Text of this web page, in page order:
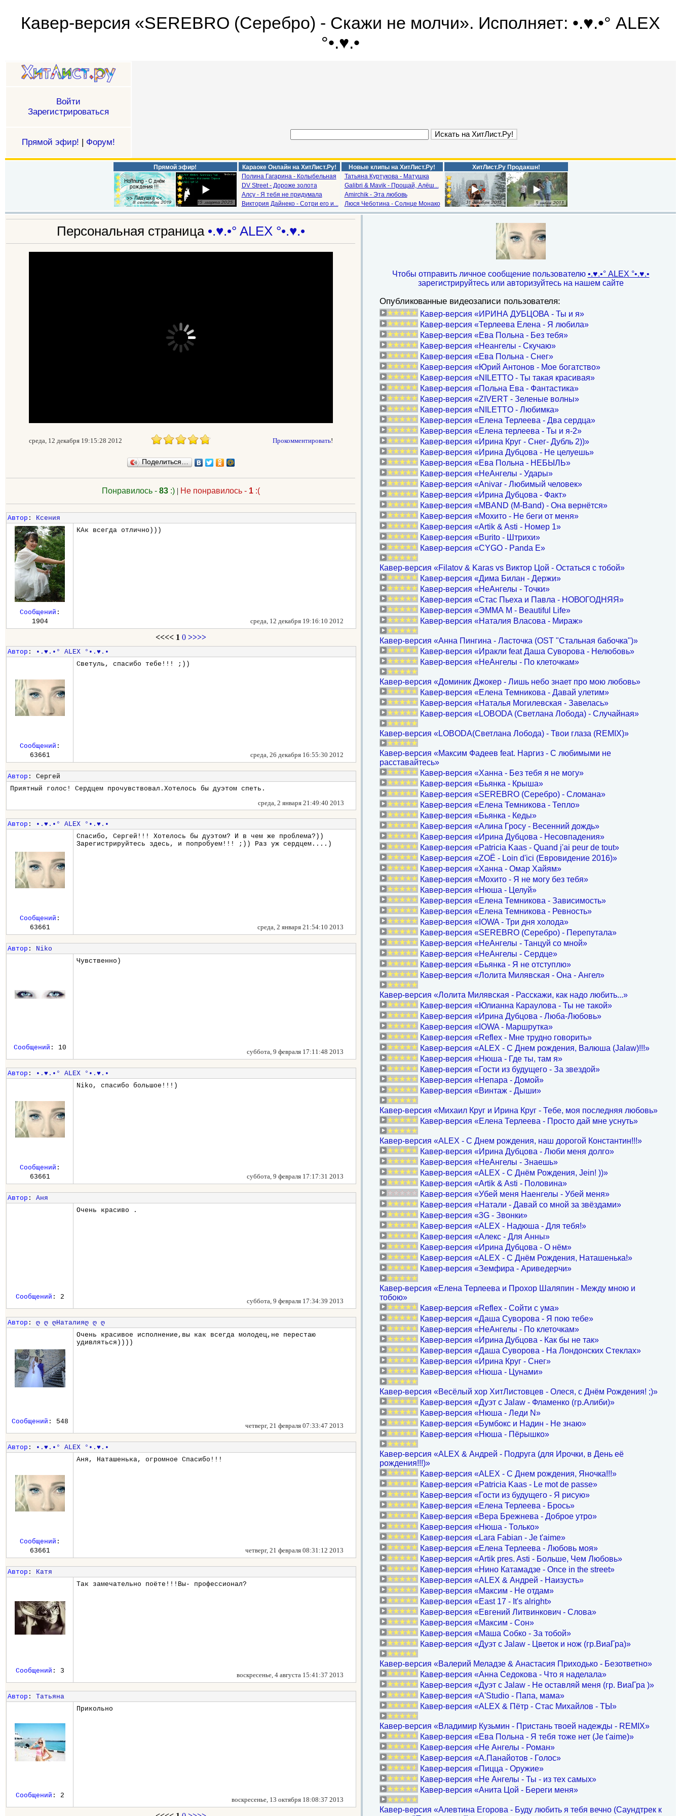
Кавер-версия «SEREBRO (Серебро) - Скажи не молчи». Исполняет: •.♥.•° ALEX
°•.♥.•
Войти
Зарегистрироваться
Прямой эфир! | Форум!
Прямой эфир!
Караоке Онлайн на ХитЛист.Ру!
Полина Гагарина - Колыбельная
DV Street - Дороже золота
Алсу - Я тебя не придумала
Виктория Дайнеко - Сотри его и...
Новые клипы на ХитЛист.Ру!
Татьяна Куртукова - Матушка
Galibri & Mavik - Прощай, Алёш...
Amirchik - Эта любовь
Люся Чеботина - Солнце Монако
ХитЛист.Ру Продакшн!
Персональная страница •.♥.•° ALEX °•.♥.•
среда, 12 декабря 19:15:28 2012 Прокомментировать!
Поделиться…
Понравилось - 83:)| Не понравилось - 1:(
Автор : Ксения
КАк всегда отлично)))
среда, 12 декабря 19:16:10 2012
Сообщений :
1904
<<<< 1 0 >>>>
Автор :
•.♥.•° ALEX °•.♥.•
Светуль, спасибо тебе!!! ;))
среда, 26 декабря 16:55:30 2012
Сообщений :
63661
Автор : Сергей
Приятный голос! Сердцем прочувствовал.Хотелось бы дуэтом спеть.
среда, 2 января 21:49:40 2013
Автор :
•.♥.•° ALEX °•.♥.•
Спасибо, Сергей!!! Хотелось бы дуэтом? И в чем же проблема?))
Зарегистрируйтесь здесь, и попробуем!!! ;)) Раз уж сердцем....)
среда, 2 января 21:54:10 2013
Сообщений :
63661
Автор : Niko
Чувственно)
суббота, 9 февраля 17:11:48 2013
Сообщений : 10
Автор :
•.♥.•° ALEX °•.♥.•
Niko, спасибо большое!!!)
суббота, 9 февраля 17:17:31 2013
Сообщений :
63661
Автор :Аня
Очень красиво .
суббота, 9 февраля 17:34:39 2013
Сообщений : 2
Автор :ღ ღ ღНаталияღ ღ ღ
Очень красивое исполнение,вы как всегда молодец,не перестаю
удивляться))))
четверг, 21 февраля 07:33:47 2013
Сообщений : 548
Автор :
•.♥.•° ALEX °•.♥.•
Аня, Наташенька, огромное Спасибо!!!
четверг, 21 февраля 08:31:12 2013
Сообщений :
63661
Автор : Катя
Так замечательно поёте!!!Вы- профессионал?
воскресенье, 4 августа 15:41:37 2013
Сообщений : 3
Автор :Татьяна
Прикольно
воскресенье, 13 октября 18:08:37 2013
Сообщений : 2
Чтобы отправить личное сообщение пользователю •.♥.•° ALEX °•.♥.•
зарегистрируйтесь или авторизуйтесь на нашем сайте
Опубликованные видеозаписи пользователя:
Кавер-версия «ИРИНА ДУБЦОВА - Ты и я»
Кавер-версия «Терлеева Елена - Я любила»
Кавер-версия «Ева Польна - Без тебя»
Кавер-версия «Неангелы - Скучаю»
Кавер-версия «Ева Польна - Снег»
Кавер-версия «Юрий Антонов - Мое богатство»
Кавер-версия «NILETTO - Ты такая красивая»
Кавер-версия «Польна Ева - Фантастика»
Кавер-версия «ZIVERT - Зеленые волны»
Кавер-версия «NILETTO - Любимка»
Кавер-версия «Елена Терлеева - Два сердца»
Кавер-версия «Елена терлеева - Ты и я-2»
Кавер-версия «Ирина Круг - Снег- Дубль 2))»
Кавер-версия «Ирина Дубцова - Не целуешь»
Кавер-версия «Ева Польна - НЕБЫЛЬ»
Кавер-версия «НеАнгелы - Удары»
Кавер-версия «Anivar - Любимый человек»
Кавер-версия «Ирина Дубцова - Факт»
Кавер-версия «MBAND (M-Band) - Она вернётся»
Кавер-версия «Мохито - Не беги от меня»
Кавер-версия «Artik & Asti - Номер 1»
Кавер-версия «Burito - Штрихи»
Кавер-версия «CYGO - Panda E»
Кавер-версия «Filatov & Karas vs Виктор Цой - Остаться с тобой»
Кавер-версия «Дима Билан - Держи»
Кавер-версия «НеАнгелы - Точки»
Кавер-версия «Стас Пьеха и Павла - НОВОГОДНЯЯ»
Кавер-версия «ЭММА М - Beautiful Life»
Кавер-версия «Наталия Власова - Мираж»
Кавер-версия «Анна Пингина - Ласточка (OST "Стальная бабочка")»
Кавер-версия «Иракли feat Даша Суворова - Нелюбовь»
Кавер-версия «НеАнгелы - По клеточкам»
Кавер-версия «Доминик Джокер - Лишь небо знает про мою любовь»
Кавер-версия «Елена Темникова - Давай улетим»
Кавер-версия «Наталья Могилевская - Завелась»
Кавер-версия «LOBODA (Светлана Лобода) - Случайная»
Кавер-версия «LOBODA(Светлана Лобода) - Твои глаза (REMIX)»
Кавер-версия «Максим Фадеев feat. Наргиз - С любимыми не
расставайтесь»
Кавер-версия «Ханна - Без тебя я не могу»
Кавер-версия «Бьянка - Крыша»
Кавер-версия «SEREBRO (Серебро) - Сломана»
Кавер-версия «Елена Темникова - Тепло»
Кавер-версия «Бьянка - Кеды»
Кавер-версия «Алина Гросу - Весенний дождь»
Кавер-версия «Ирина Дубцова - Несовпадения»
Кавер-версия «Patricia Kaas - Quand j'ai peur de tout»
Кавер-версия «ZOË - Loin d'ici (Евровидение 2016)»
Кавер-версия «Ханна - Омар Хайям»
Кавер-версия «Мохито - Я не могу без тебя»
Кавер-версия «Нюша - Целуй»
Кавер-версия «Елена Темникова - Зависимость»
Кавер-версия «Елена Темникова - Ревность»
Кавер-версия «IOWA - Три дня холода»
Кавер-версия «SEREBRO (Серебро) - Перепутала»
Кавер-версия «НеАнгелы - Танцуй со мной»
Кавер-версия «НеАнгелы - Сердце»
Кавер-версия «Бьянка - Я не отступлю»
Кавер-версия «Лолита Милявская - Она - Ангел»
Кавер-версия «Лолита Милявская - Расскажи, как надо любить...»
Кавер-версия «Юлианна Караулова - Ты не такой»
Кавер-версия «Ирина Дубцова - Люба-Любовь»
Кавер-версия «IOWA - Маршрутка»
Кавер-версия «Reflex - Мне трудно говорить»
Кавер-версия «ALEX - С Днем рождения, Валюша (Jalaw)!!!»
Кавер-версия «Нюша - Где ты, там я»
Кавер-версия «Гости из будущего - За звездой»
Кавер-версия «Непара - Домой»
Кавер-версия «Винтаж - Дыши»
Кавер-версия «Михаил Круг и Ирина Круг - Тебе, моя последняя любовь»
Кавер-версия «Елена Терлеева - Просто дай мне уснуть»
Кавер-версия «ALEX - С Днем рождения, наш дорогой Константин!!!»
Кавер-версия «Ирина Дубцова - Люби меня долго»
Кавер-версия «НеАнгелы - Знаешь»
Кавер-версия «ALEX - С Днём Рождения, Jein! ))»
Кавер-версия «Artik & Asti - Половина»
Кавер-версия «Убей меня Наенгелы - Убей меня»
Кавер-версия «Натали - Давай со мной за звёздами»
Кавер-версия «3G - Звонки»
Кавер-версия «ALEX - Надюша - Для тебя!»
Кавер-версия «Алекс - Для Анны»
Кавер-версия «Ирина Дубцова - О нём»
Кавер-версия «ALEX - С Днём Рождения, Наташенька!»
Кавер-версия «Земфира - Ариведерчи»
Кавер-версия «Елена Терлеева и Прохор Шаляпин - Между мною и
тобою»
Кавер-версия «Reflex - Сойти с ума»
Кавер-версия «Даша Суворова - Я пою тебе»
Кавер-версия «НеАнгелы - По клеточкам»
Кавер-версия «Ирина Дубцова - Как бы не так»
Кавер-версия «Даша Суворова - На Лондонских Стеклах»
Кавер-версия «Ирина Круг - Снег»
Кавер-версия «Нюша - Цунами»
Кавер-версия «Весёлый хор ХитЛистовцев - Олеся, с Днём Рождения! ;)»
Кавер-версия «Дуэт с Jalaw - Фламенко (гр.Алиби)»
Кавер-версия «Нюша - Леди N»
Кавер-версия «Бумбокс и Надин - Не знаю»
Кавер-версия «Нюша - Пёрышко»
Кавер-версия «ALEX & Андрей - Подруга (для Ирочки, в День её
рождения!!!)»
Кавер-версия «ALEX - С Днем рождения, Яночка!!!»
Кавер-версия «Patricia Kaas - Le mot de passe»
Кавер-версия «Гости из будущего - Я рисую»
Кавер-версия «Елена Терлеева - Брось»
Кавер-версия «Вера Брежнева - Доброе утро»
Кавер-версия «Нюша - Только»
Кавер-версия «Lara Fabian - Je t'aime»
Кавер-версия «Елена Терлеева - Любовь моя»
Кавер-версия «Artik pres. Asti - Больше, Чем Любовь»
Кавер-версия «Нино Катамадзе - Once in the street»
Кавер-версия «ALEX & Андрей - Наизусть»
Кавер-версия «Максим - Не отдам»
Кавер-версия «East 17 - It's alright»
Кавер-версия «Евгений Литвинкович - Слова»
Кавер-версия «Максим - Сон»
Кавер-версия «Маша Собко - За тобой»
Кавер-версия «Дуэт с Jalaw - Цветок и нож (гр.ВиаГра)»
Кавер-версия «Валерий Меладзе & Анастасия Приходько - Безответно»
Кавер-версия «Анна Седокова - Что я наделала»
Кавер-версия «Дуэт с Jalaw - Не оставляй меня (гр. ВиаГра )»
Кавер-версия «A'Studio - Папа, мама»
Кавер-версия «ALEX & Пётр - Стас Михайлов - ТЫ»
Кавер-версия «Владимир Кузьмин - Пристань твоей надежды - REMIX»
Кавер-версия «Ева Польна - Я тебя тоже нет (Je t'aime)»
Кавер-версия «Не Ангелы - Роман»
Кавер-версия «А.Панайотов - Голос»
Кавер-версия «Пицца - Оружие»
Кавер-версия «Не Ангелы - Ты - из тех самых»
Кавер-версия «Анита Цой - Береги меня»
Кавер-версия «Алевтина Егорова - Буду любить я тебя вечно (Саундтрек к